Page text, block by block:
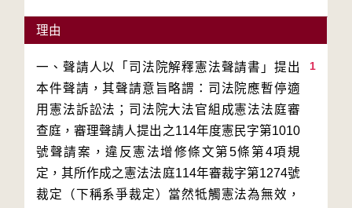
理由
1
一、聲請人以「司法院解釋憲法聲請書」提出
本件聲請，其聲請意旨略謂：司法院應暫停適
用憲法訴訟法；司法院大法官組成憲法法庭審
查庭，審理聲請人提出之114年度憲民字第1010
號聲請案，違反憲法增修條文第5條第4項規
定，其所作成之憲法法庭114年審裁字第1274號
裁定（下稱系爭裁定）當然牴觸憲法為無效，